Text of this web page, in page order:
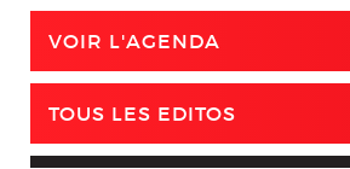
VOIR L'AGENDA
TOUS LES EDITOS